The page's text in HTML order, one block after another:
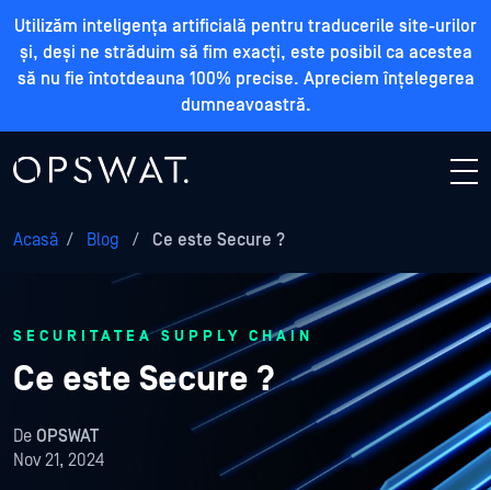
Utilizăm inteligența artificială pentru traducerile site-urilor
și, deși ne străduim să fim exacți, este posibil ca acestea
să nu fie întotdeauna 100% precise. Apreciem înțelegerea
dumneavoastră.
Acasă / Blog / Ce este Secure ?
SECURITATEA SUPPLY CHAIN
Ce este Secure ?
De OPSWAT
Nov 21, 2024